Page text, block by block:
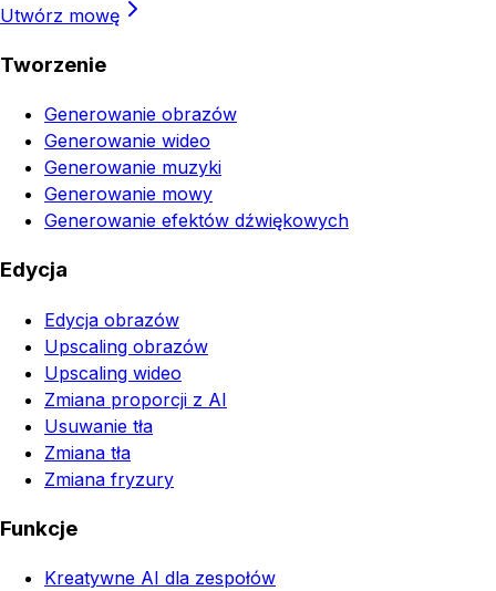
Utwórz mowę
Tworzenie
Generowanie obrazów
Generowanie wideo
Generowanie muzyki
Generowanie mowy
Generowanie efektów dźwiękowych
Edycja
Edycja obrazów
Upscaling obrazów
Upscaling wideo
Zmiana proporcji z AI
Usuwanie tła
Zmiana tła
Zmiana fryzury
Funkcje
Kreatywne AI dla zespołów